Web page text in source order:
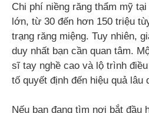
Chi phí niềng răng thẩm mỹ
lớn, từ 30 đến hơn 150 triệu
trạng răng miệng. Tuy nhiên,
duy nhất bạn cần quan tâm.
sĩ tay nghề cao và lộ trình
tố quyết định đến hiệu quả lâu
Nếu bạn đang tìm nơi bắt đầu